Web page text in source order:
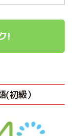
!
初級）